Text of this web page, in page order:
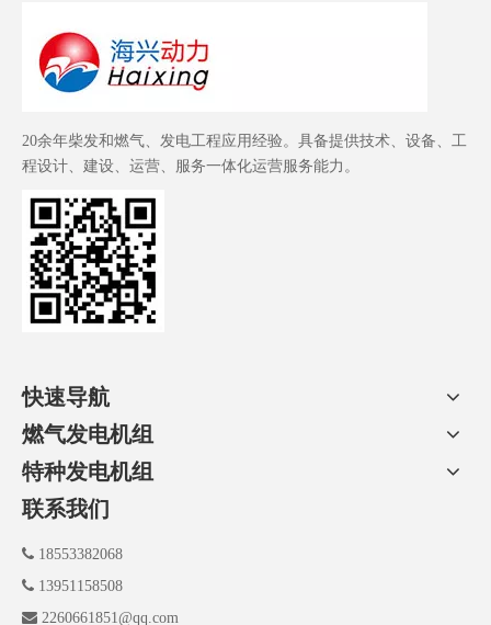
20余年柴发和燃气、发电工程应用经验。具备提供技术、设备、工
程设计、建设、运营、服务一体化运营服务能力。
快速导航
燃气发电机组
特种发电机组
联系我们
 18553382068
 13951158508
 2260661851@qq.com